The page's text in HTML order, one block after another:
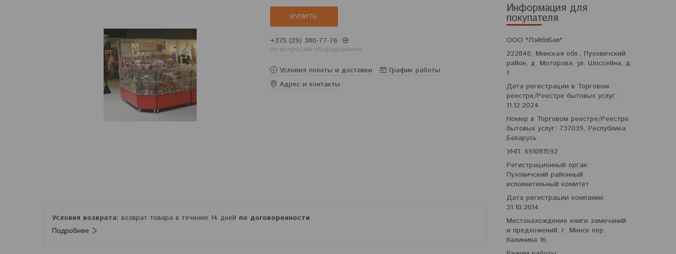
Информация для
покупателя
ООО "ЛэйблБел"
222846, Минская обл., Пуховичский
район, д. Моторова, ул. Шоссейна, д.
1
Дата регистрации в Торговом
реестре/Реестре бытовых услуг:
11.12.2024
Номер в Торговом реестре/Реестре
бытовых услуг: 737039, Республика
Беларусь
УНП: 691081592
Регистрационный орган:
Пуховичский районный
исполнительный комитет
Дата регистрации компании:
31.10.2014
Местонахождение книги замечаний
и предложений: г. Минск пер.
Калинина 16.
КУПИТЬ
+375 (29) 380-77-76
по вопросам оборудования
Условия оплаты и доставки
График работы
Адрес и контакты
возврат товара в течение 14 дней по договоренности
Подробнее